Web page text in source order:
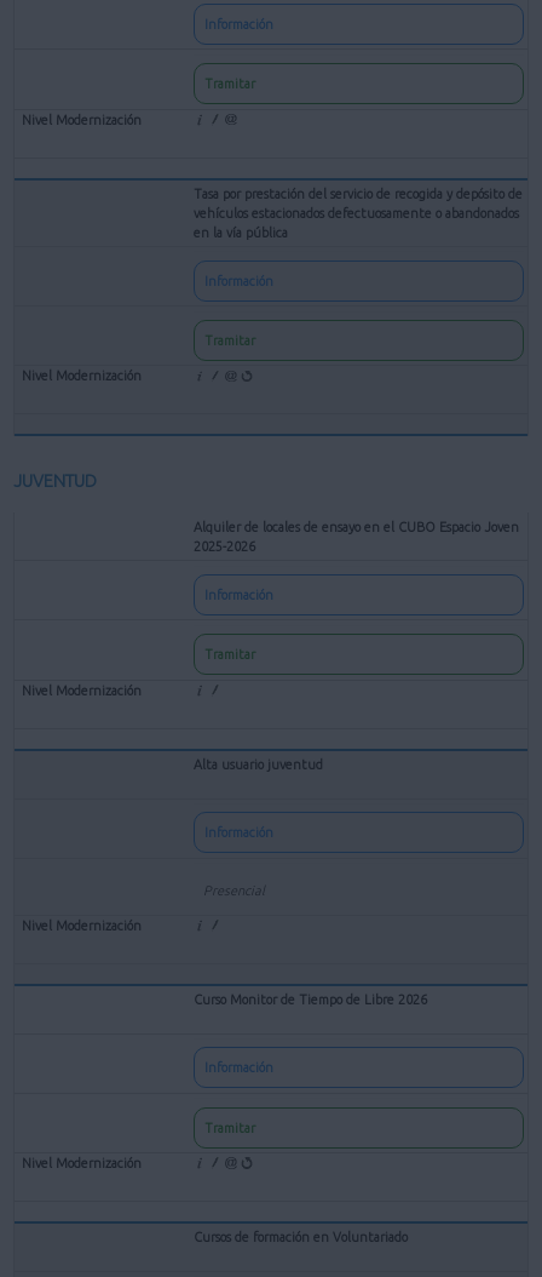
Información
Tramitar
Tasa por prestación del servicio de recogida y depósito de
vehículos estacionados defectuosamente o abandonados
en la vía pública
Información
Tramitar
JUVENTUD
Alquiler de locales de ensayo en el CUBO Espacio Joven
2025-2026
Información
Tramitar
Alta usuario juventud
Información
Presencial
Curso Monitor de Tiempo de Libre 2026
Información
Tramitar
Cursos de formación en Voluntariado